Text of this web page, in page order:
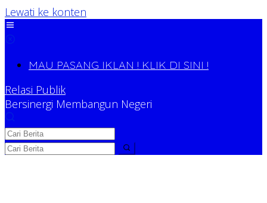
Lewati ke konten
MAU PASANG IKLAN ! KLIK DI SINI !
Relasi Publik
Bersinergi Membangun Negeri